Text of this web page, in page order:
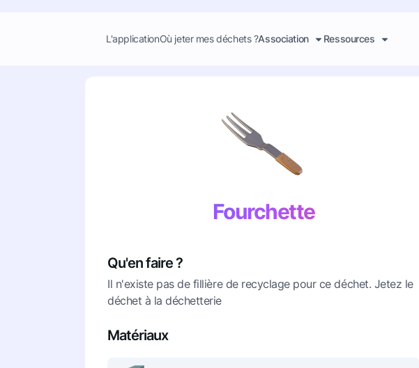
L'applicationOù jeter mes déchets ?Association Ressources
Fourchette
Qu'en faire ?
Il n'existe pas de fillière de recyclage pour ce déchet. Jetez le
déchet à la déchetterie
Matériaux